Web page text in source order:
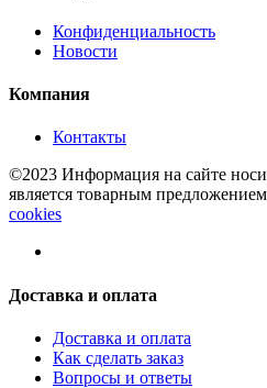
Конфиденциальность
Новости
Компания
Контакты
©2023 Информация на сайте
является товарным
cookies
Доставка и оплата
Доставка и оплата
Как сделать заказ
Вопросы и ответы